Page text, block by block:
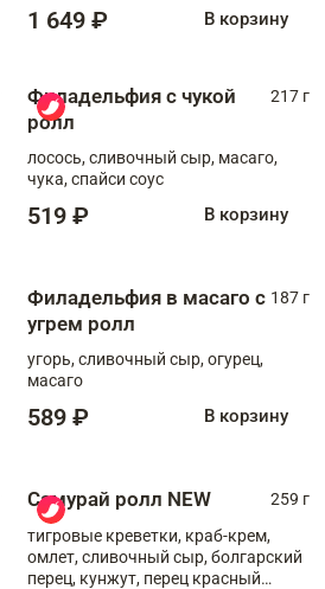
1 649 ₽ В корзину
Филадельфия с чукой
ролл
217 г
лосось, сливочный сыр, масаго,
чука, спайси соус
519 ₽ В корзину
Филадельфия в масаго с
угрем ролл
187 г
угорь, сливочный сыр, огурец,
масаго
589 ₽ В корзину
Самурай ролл NEW
259 г
тигровые креветки, краб-крем,
омлет, сливочный сыр, болгарский
перец, кунжут, перец красный